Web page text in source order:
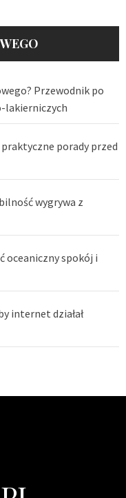
Przewodnik po
lakierniczych
porady przed
wygrywa z
oceaniczny spokój i
internet działał